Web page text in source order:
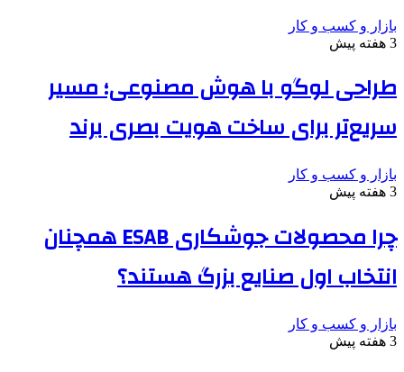
بازار و کسب و کار
3 هفته پیش
طراحی لوگو با هوش مصنوعی؛ مسیر
سریع‌تر برای ساخت هویت بصری برند
بازار و کسب و کار
3 هفته پیش
چرا محصولات جوشکاری ESAB همچنان
انتخاب اول صنایع بزرگ هستند؟
بازار و کسب و کار
3 هفته پیش